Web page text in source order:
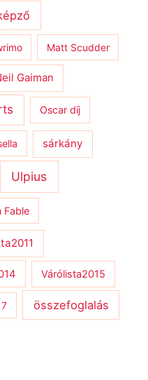
Matt Scudder
Gaiman
Oscar díj
sárkány
Ulpius
Fable
Várólista2015
összefoglalás